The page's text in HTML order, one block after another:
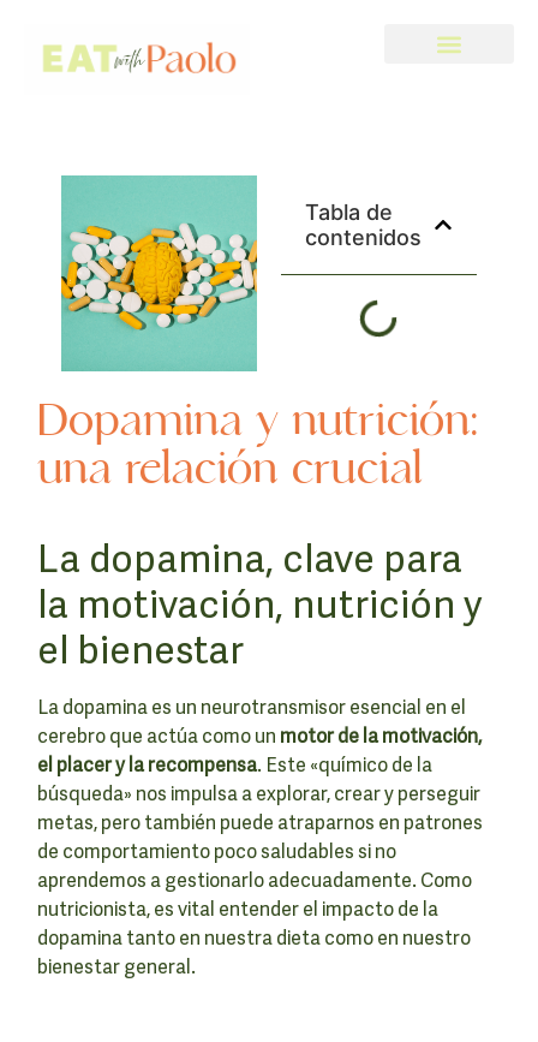
Tabla de
contenidos
Dopamina y nutrición:
una relación crucial
La dopamina, clave para
la motivación, nutrición y
el bienestar
La dopamina es un neurotransmisor esencial en el
cerebro que actúa como un motor de la motivación,
el placer y la recompensa. Este «químico de la
búsqueda» nos impulsa a explorar, crear y perseguir
metas, pero también puede atraparnos en patrones
de comportamiento poco saludables si no
aprendemos a gestionarlo adecuadamente. Como
nutricionista, es vital entender el impacto de la
dopamina tanto en nuestra dieta como en nuestro
bienestar general.